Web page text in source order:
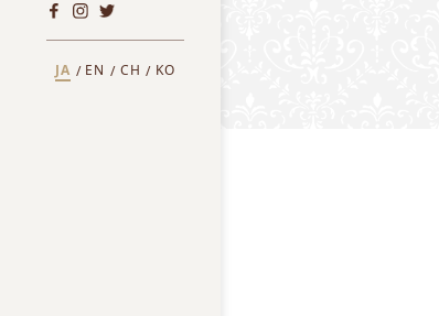
JA EN CH KO